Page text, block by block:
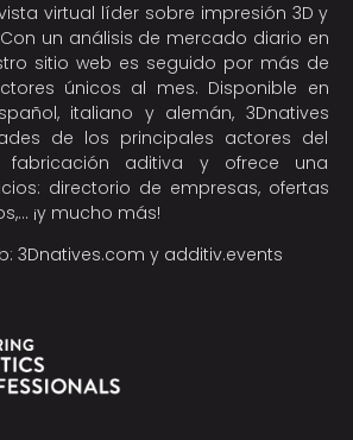
virtual líder sobre impresión 3D y
un análisis de mercado diario en
sitio web es seguido por más de
únicos al mes. Disponible en
italiano y alemán, 3Dnatives
de los principales actores del
aditiva y ofrece una
directorio de empresas, ofertas
¡y mucho más!
3Dnatives.com y additiv.events